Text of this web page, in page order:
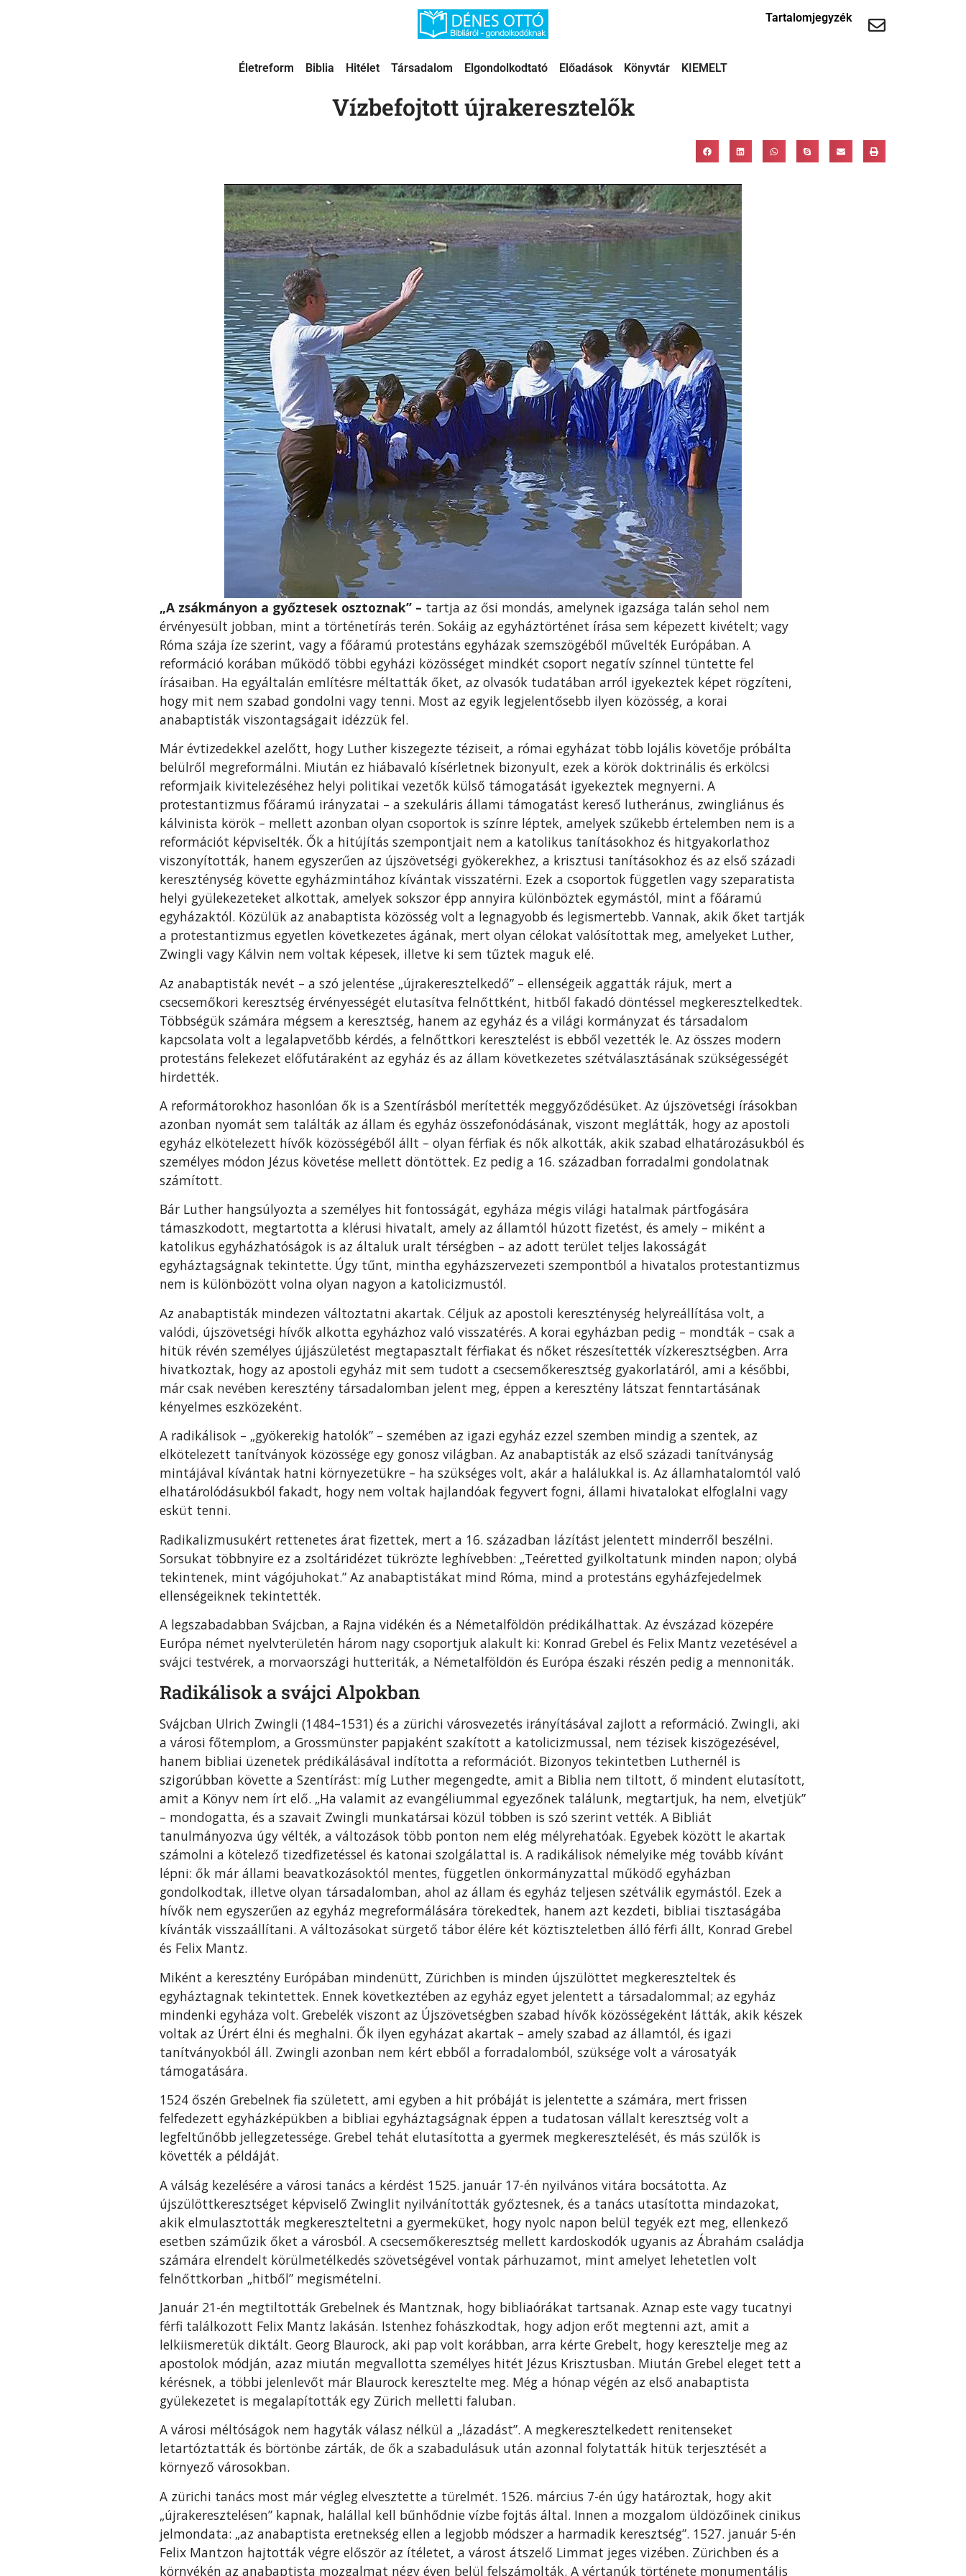
Tartalomjegyzék
Életreform Biblia Hitélet Társadalom Elgondolkodtató Előadások Könyvtár KIEMELT
Vízbefojtott újrakeresztelők
„A zsákmányon a győztesek osztoznak” – tartja az ősi mondás, amelynek igazsága talán sehol nem
érvényesült jobban, mint a történetírás terén. Sokáig az egyháztörténet írása sem képezett kivételt; vagy
Róma szája íze szerint, vagy a főáramú protestáns egyházak szemszögéből művelték Európában. A
reformáció korában működő többi egyházi közösséget mindkét csoport negatív színnel tüntette fel
írásaiban. Ha egyáltalán említésre méltatták őket, az olvasók tudatában arról igyekeztek képet rögzíteni,
hogy mit nem szabad gondolni vagy tenni. Most az egyik legjelentősebb ilyen közösség, a korai
anabaptisták viszontagságait idézzük fel.
Már évtizedekkel azelőtt, hogy Luther kiszegezte téziseit, a római egyházat több lojális követője próbálta
belülről megreformálni. Miután ez hiábavaló kísérletnek bizonyult, ezek a körök doktrinális és erkölcsi
reformjaik kivitelezéséhez helyi politikai vezetők külső támogatását igyekeztek megnyerni. A
protestantizmus főáramú irányzatai – a szekuláris állami támogatást kereső lutheránus, zwingliánus és
kálvinista körök – mellett azonban olyan csoportok is színre léptek, amelyek szűkebb értelemben nem is a
reformációt képviselték. Ők a hitújítás szempontjait nem a katolikus tanításokhoz és hitgyakorlathoz
viszonyították, hanem egyszerűen az újszövetségi gyökerekhez, a krisztusi tanításokhoz és az első századi
kereszténység követte egyházmintához kívántak visszatérni. Ezek a csoportok független vagy szeparatista
helyi gyülekezeteket alkottak, amelyek sokszor épp annyira különböztek egymástól, mint a főáramú
egyházaktól. Közülük az anabaptista közösség volt a legnagyobb és legismertebb. Vannak, akik őket tartják
a protestantizmus egyetlen következetes ágának, mert olyan célokat valósítottak meg, amelyeket Luther,
Zwingli vagy Kálvin nem voltak képesek, illetve ki sem tűztek maguk elé.
Az anabaptisták nevét – a szó jelentése „újrakeresztelkedő” – ellenségeik aggatták rájuk, mert a
csecsemőkori keresztség érvényességét elutasítva felnőttként, hitből fakadó döntéssel megkeresztelkedtek.
Többségük számára mégsem a keresztség, hanem az egyház és a világi kormányzat és társadalom
kapcsolata volt a legalapvetőbb kérdés, a felnőttkori keresztelést is ebből vezették le. Az összes modern
protestáns felekezet előfutáraként az egyház és az állam következetes szétválasztásának szükségességét
hirdették.
A reformátorokhoz hasonlóan ők is a Szentírásból merítették meggyőződésüket. Az újszövetségi írásokban
azonban nyomát sem találták az állam és egyház összefonódásának, viszont meglátták, hogy az apostoli
egyház elkötelezett hívők közösségéből állt – olyan férfiak és nők alkották, akik szabad elhatározásukból és
személyes módon Jézus követése mellett döntöttek. Ez pedig a 16. században forradalmi gondolatnak
számított.
Bár Luther hangsúlyozta a személyes hit fontosságát, egyháza mégis világi hatalmak pártfogására
támaszkodott, megtartotta a klérusi hivatalt, amely az államtól húzott fizetést, és amely – miként a
katolikus egyházhatóságok is az általuk uralt térségben – az adott terület teljes lakosságát
egyháztagságnak tekintette. Úgy tűnt, mintha egyházszervezeti szempontból a hivatalos protestantizmus
nem is különbözött volna olyan nagyon a katolicizmustól.
Az anabaptisták mindezen változtatni akartak. Céljuk az apostoli kereszténység helyreállítása volt, a
valódi, újszövetségi hívők alkotta egyházhoz való visszatérés. A korai egyházban pedig – mondták – csak a
hitük révén személyes újjászületést megtapasztalt férfiakat és nőket részesítették vízkeresztségben. Arra
hivatkoztak, hogy az apostoli egyház mit sem tudott a csecsemőkeresztség gyakorlatáról, ami a későbbi,
már csak nevében keresztény társadalomban jelent meg, éppen a keresztény látszat fenntartásának
kényelmes eszközeként.
A radikálisok – „gyökerekig hatolók” – szemében az igazi egyház ezzel szemben mindig a szentek, az
elkötelezett tanítványok közössége egy gonosz világban. Az anabaptisták az első századi tanítványság
mintájával kívántak hatni környezetükre – ha szükséges volt, akár a halálukkal is. Az államhatalomtól való
elhatárolódásukból fakadt, hogy nem voltak hajlandóak fegyvert fogni, állami hivatalokat elfoglalni vagy
esküt tenni.
Radikalizmusukért rettenetes árat fizettek, mert a 16. században lázítást jelentett minderről beszélni.
Sorsukat többnyire ez a zsoltáridézet tükrözte leghívebben: „Teéretted gyilkoltatunk minden napon; olybá
tekintenek, mint vágójuhokat.” Az anabaptistákat mind Róma, mind a protestáns egyházfejedelmek
ellenségeiknek tekintették.
A legszabadabban Svájcban, a Rajna vidékén és a Német­alföldön prédikálhattak. Az évszázad közepére
Európa német nyelvterületén három nagy csoportjuk alakult ki: Konrad Grebel és Felix Mantz vezetésével a
svájci testvérek, a morvaországi hutteriták, a Németalföldön és Európa északi részén pedig a mennoniták.
Radikálisok a svájci Alpokban
Svájcban Ulrich Zwingli (1484–1531) és a zürichi városvezetés irányításával zajlott a reformáció. Zwingli, aki
a városi főtemplom, a Grossmünster papjaként szakított a katolicizmussal, nem tézisek kiszögezésével,
hanem bibliai üzenetek prédikálásával indította a reformációt. Bizonyos tekintetben Luthernél is
szigorúbban követte a Szentírást: míg Luther megengedte, amit a Biblia nem tiltott, ő mindent elutasított,
amit a Könyv nem írt elő. „Ha valamit az evangéliummal egyezőnek találunk, megtartjuk, ha nem, elvetjük”
– mondogatta, és a szavait Zwingli munkatársai közül többen is szó szerint vették. A Bibliát
tanulmányozva úgy vélték, a változások több ponton nem elég mélyrehatóak. Egyebek között le akartak
számolni a kötelező tizedfizetéssel és katonai szolgálattal is. A radikálisok némelyike még tovább kívánt
lépni: ők már állami beavatkozásoktól mentes, független önkormányzattal működő egyházban
gondolkodtak, illetve olyan társadalomban, ahol az állam és egyház teljesen szétválik egymástól. Ezek a
hívők nem egyszerűen az egyház megreformálására törekedtek, hanem azt kezdeti, bibliai tisztaságába
kívánták visszaállítani. A változásokat sürgető tábor élére két köztiszteletben álló férfi állt, Konrad Grebel
és Felix Mantz.
Miként a keresztény Európában mindenütt, Zürichben is minden újszülöttet megkereszteltek és
egyháztagnak tekintettek. Ennek következtében az egyház egyet jelentett a társadalommal; az egyház
mindenki egyháza volt. Grebelék viszont az Újszövetségben szabad hívők közösségeként látták, akik készek
voltak az Úrért élni és meghalni. Ők ilyen egyházat akartak – amely szabad az államtól, és igazi
tanítványokból áll. Zwingli azonban nem kért ebből a forradalomból, szüksége volt a városatyák
támogatására.
1524 őszén Grebelnek fia született, ami egyben a hit próbáját is jelentette a számára, mert frissen
felfedezett egyházképükben a bibliai egyháztagságnak éppen a tudatosan vállalt keresztség volt a
legfeltűnőbb jellegzetessége. Grebel tehát elutasította a gyermek megkeresztelését, és más szülők is
követték a példáját.
A válság kezelésére a városi tanács a kérdést 1525. január 17-én nyilvános vitára bocsátotta. Az
újszülöttkeresztséget képviselő Zwinglit nyilvánították győztesnek, és a tanács utasította mindazokat,
akik elmulasztották megkereszteltetni a gyermeküket, hogy nyolc napon belül tegyék ezt meg, ellenkező
esetben száműzik őket a városból. A csecsemőkeresztség mellett kardoskodók ugyanis az Ábrahám családja
számára elrendelt körülmetélkedés szövetségével vontak párhuzamot, mint amelyet lehetetlen volt
felnőttkorban „hitből” megismételni.
Január 21-én megtiltották Grebelnek és Mantznak, hogy bibliaórákat tartsanak. Aznap este vagy tucatnyi
férfi találkozott Felix Mantz lakásán. Istenhez fohászkodtak, hogy adjon erőt megtenni azt, amit a
lelkiismeretük diktált. Georg Blaurock, aki pap volt korábban, arra kérte Grebelt, hogy keresztelje meg az
apostolok módján, azaz miután megvallotta személyes hitét Jézus Krisztusban. Miután Grebel eleget tett a
kérésnek, a többi jelenlevőt már Blaurock keresztelte meg. Még a hónap végén az első anabaptista
gyülekezetet is megalapították egy Zürich melletti faluban.
A városi méltóságok nem hagyták válasz nélkül a „lázadást”. A megkeresztelkedett renitenseket
letartóztatták és börtönbe zárták, de ők a szabadulásuk után azonnal folytatták hitük terjesztését a
környező városokban.
A zürichi tanács most már végleg elvesztette a türelmét. 1526. március 7-én úgy határoztak, hogy akit
„újrakeresztelésen” kapnak, halállal kell bűnhődnie vízbe fojtás által. Innen a mozgalom üldözőinek cinikus
jelmondata: „az anabaptista eretnekség ellen a legjobb módszer a harmadik keresztség”. 1527. január 5-én
Felix Mantzon hajtották végre először az ítéletet, a várost átszelő Limmat jeges vizében. Zürichben és a
környékén az anabaptista mozgalmat négy éven belül felszámolták. A vértanúk története monumentális